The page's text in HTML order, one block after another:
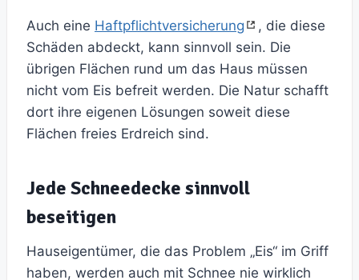
Auch eine Haftpflichtversicherung
, die diese
Schäden abdeckt, kann sinnvoll sein. Die
übrigen Flächen rund um das Haus müssen
nicht vom Eis befreit werden. Die Natur schafft
dort ihre eigenen Lösungen soweit diese
Flächen freies Erdreich sind.
Jede Schneedecke sinnvoll
beseitigen
Hauseigentümer, die das Problem „Eis“ im Griff
haben, werden auch mit Schnee nie wirklich